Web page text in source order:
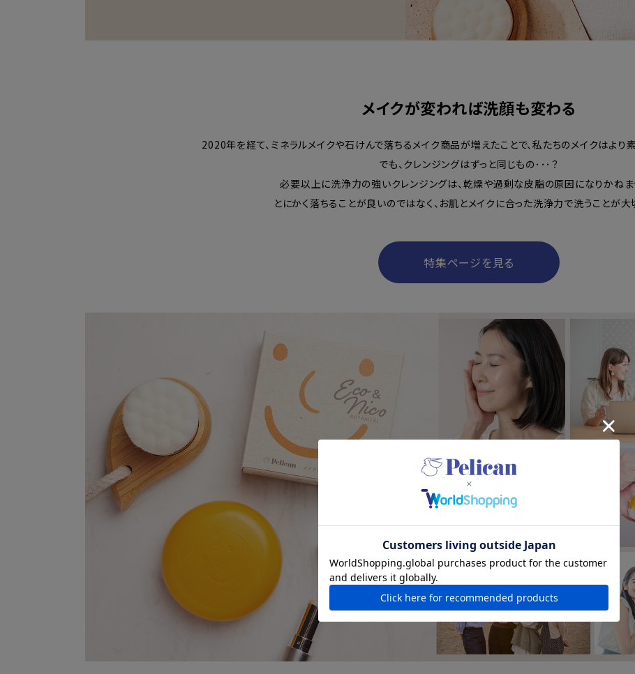
メイクが変われば洗顔も変わる
2020年を経て、ミネラルメイクや石けんで落ちるメイク商品が増えたことで、私たちのメイクはより
でも、クレンジングはずっと同じもの･･･？
必要以上に洗浄力の強いクレンジングは、乾燥や過剰な皮脂の原因になりかねま
とにかく落ちることが良いのではなく、お肌とメイクに合った洗浄力で洗うことが大
特集ページを見る